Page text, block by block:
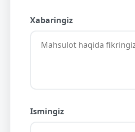
Xabaringiz
Ismingiz